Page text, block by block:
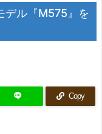
デル『M575』を
Copy